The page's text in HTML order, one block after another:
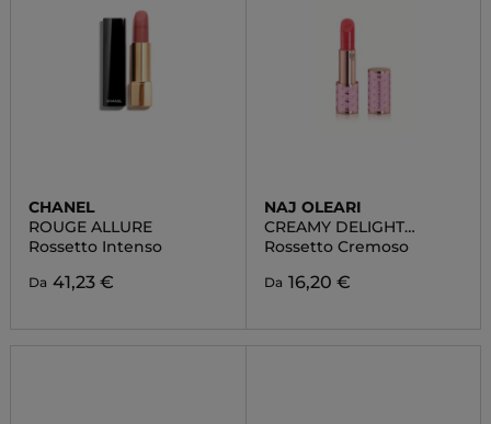
CHANEL
ROUGE ALLURE
Rossetto Intenso
Da 41,23 €
NAJ OLEARI
CREAMY DELIGHT
LIPSTICK
Rossetto Cremoso
Da 16,20 €